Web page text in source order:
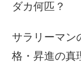
ダカ何匹？
サラリーマン
格・昇進の真